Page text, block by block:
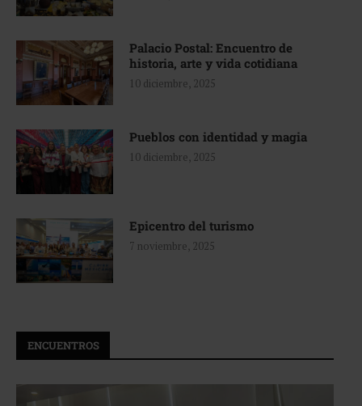
Palacio Postal: Encuentro de
historia, arte y vida cotidiana
10 diciembre, 2025
Pueblos con identidad y magia
10 diciembre, 2025
Epicentro del turismo
7 noviembre, 2025
ENCUENTROS